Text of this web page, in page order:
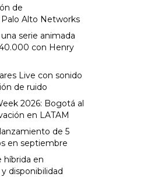
de
Alto Networks
serie animada
con Henry
Live con sonido
de ruido
2026: Bogotá al
en LATAM
de 5
en septiembre
híbrida en
disponibilidad